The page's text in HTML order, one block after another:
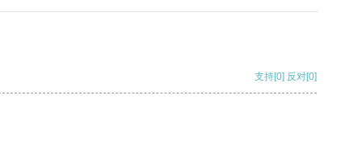
支持[0] 反对[0]